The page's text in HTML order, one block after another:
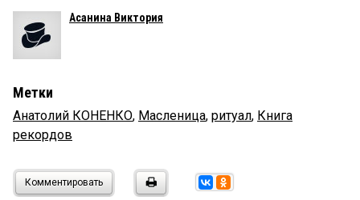
Асанина Виктория
Метки
Анатолий КОНЕНКО, Масленица, ритуал, Книга
рекордов
Комментировать